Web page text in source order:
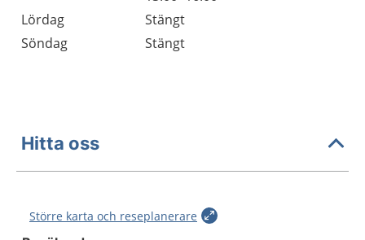
Lördag
Stängt
Söndag
Stängt
Hitta oss
Större karta och reseplanerare